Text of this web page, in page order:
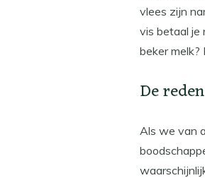
vlees zijn
vis betaal je
beker melk?
De
Als we van